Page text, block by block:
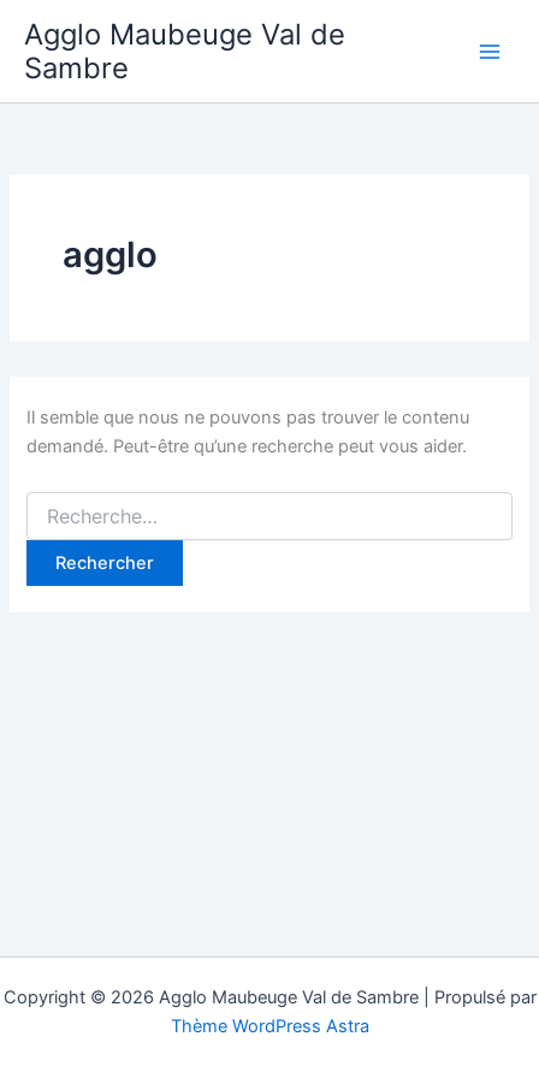
contenu
Agglo Maubeuge Val de
Sambre
agglo
Il semble que nous ne pouvons pas trouver le contenu
demandé. Peut-être qu’une recherche peut vous aider.
Rechercher :
Copyright © 2026 Agglo Maubeuge Val de Sambre | Propulsé par
Thème WordPress Astra